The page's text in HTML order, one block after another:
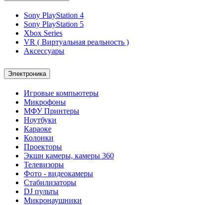
Sony PlayStation 4
Sony PlayStation 5
Xbox Series
VR ( Виртуальная реальность )
Аксессуары
Электроника
Игровые компьютеры
Микрофоны
МФУ Принтеры
Ноутбуки
Караоке
Колонки
Проекторы
Экшн камеры, камеры 360
Телевизоры
Фото - видеокамеры
Стабилизаторы
DJ пульты
Микронаушники